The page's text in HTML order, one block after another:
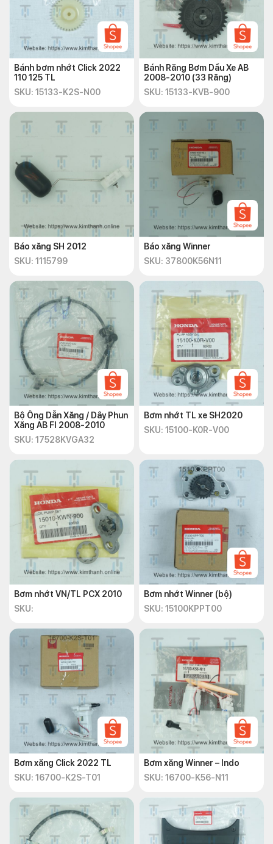
Bánh bơm nhớt Click 2022
110 125 TL
SKU: 15133-K2S-N00
Bánh Răng Bơm Dầu Xe AB
2008-2010 (33 Răng)
SKU: 15133-KVB-900
Báo xăng SH 2012
SKU: 1115799
Báo xăng Winner
SKU: 37800K56N11
Bộ Ống Dẫn Xăng / Dây Phun
Xăng AB FI 2008-2010
SKU: 17528KVGA32
Bơm nhớt TL xe SH2020
SKU: 15100-K0R-V00
Bơm nhớt VN/TL PCX 2010
SKU:
Bơm nhớt Winner (bộ)
SKU: 15100KPPT00
Bơm xăng Click 2022 TL
SKU: 16700-K2S-T01
Bơm xăng Winner – Indo
SKU: 16700-K56-N11